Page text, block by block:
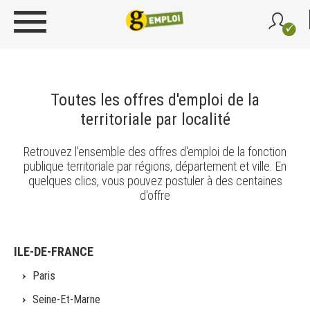
Toutes les offres d'emploi de la
territoriale par localité
Retrouvez l'ensemble des offres d'emploi de la fonction
publique territoriale par régions, département et ville. En
quelques clics, vous pouvez postuler à des centaines
d'offre
ILE-DE-FRANCE
Paris
Seine-Et-Marne